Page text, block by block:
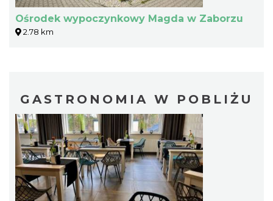
Ośrodek wypoczynkowy Magda w Zaborzu
2.78 km
GASTRONOMIA W POBLIŻU